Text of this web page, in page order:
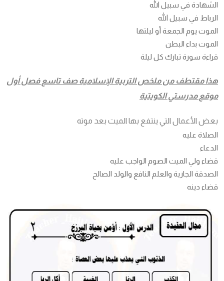
الشهادة في سبيل الله
الرباط في سبيل الله
الموت يوم الجمعة أو ليلتها
الموت بداء البطن
قراءة سورة تبارك كل ليلة
هذا مقتطف من ملخص التربية الإسلامية صف تاسع فصل أول
موقع مدرستي الكويتية
بعض الأعمال التي ينتفع بها الميت بعد موته
الصلاة عليه
الدعاء
قضاء ولي الميت الصوم الواجب عليه
الصدقة الجارية والعلم النافع والولد الصالح
قضاء دينه